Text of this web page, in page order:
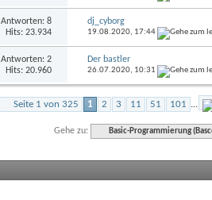
Antworten: 8
Hits: 23.934
dj_cyborg
19.08.2020, 17:44
Antworten: 2
Hits: 20.960
Der bastler
26.07.2020, 10:31
Seite 1 von 325 1 2 3 11 51 101 ...
Gehe zu: Basic-Programmierung